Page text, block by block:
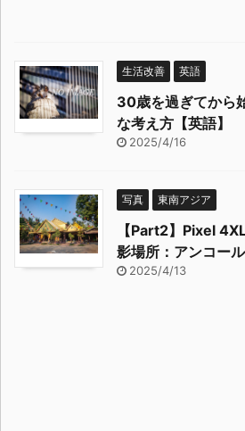
生活改善 英語
30歳を過ぎてから
な考え方【英語】
2025/4/16
写真 東南アジア
【Part2】Pixel
影場所：アンコール
2025/4/13